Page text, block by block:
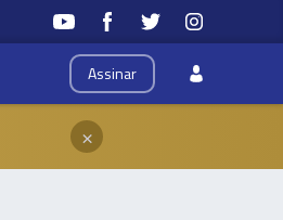
Assinar
×